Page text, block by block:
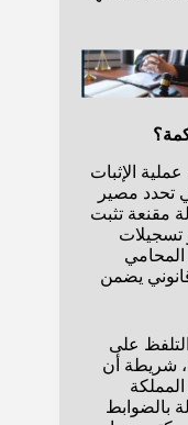
الإثبات
تحدد مصير
مقنعة تثبت
تسجيلات
المحامي
يضمن
على
شريطة أن
بالضوابط